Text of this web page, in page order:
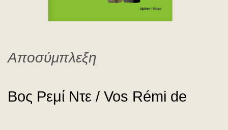
Αποσύμπλεξη
Βος Ρεμί Ντε / Vos Rémi de